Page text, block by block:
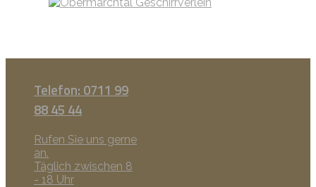
Telefon: 0711 99
88 45 44
Rufen Sie uns gerne
an.
Täglich zwischen 8
- 18 Uhr